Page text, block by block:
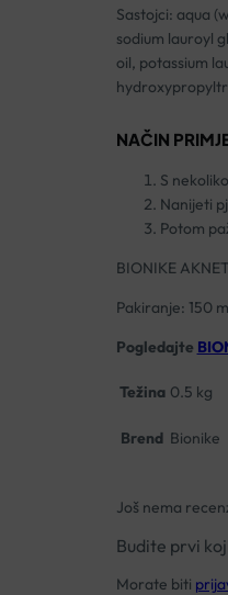
Sastojci: aqua
sodium lauroyl
oil, potassium
NAČIN
S
Nanijeti
Potom
BIONIKE
Pakiranje: 150
Pogledajte
Težina 0.5 kg
Brend Bionike
Još nema
Budite prvi
Morate biti